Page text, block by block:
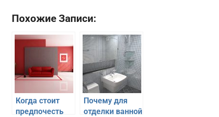
Похожие Записи:
Когда стоит
предпочесть
Почему для
отделки ванной